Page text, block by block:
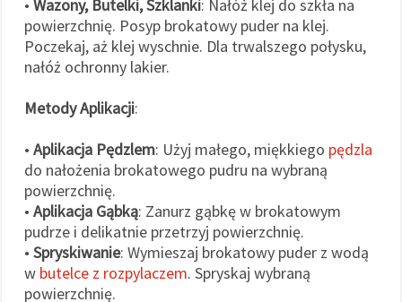
• Wazony, Butelki, Szklanki: Nałóż klej do szkła na
powierzchnię. Posyp brokatowy puder na klej.
Poczekaj, aż klej wyschnie. Dla trwalszego połysku,
nałóż ochronny lakier.
Metody Aplikacji:
• Aplikacja Pędzlem: Użyj małego, miękkiego pędzla
do nałożenia brokatowego pudru na wybraną
powierzchnię.
• Aplikacja Gąbką: Zanurz gąbkę w brokatowym
pudrze i delikatnie przetrzyj powierzchnię.
• Spryskiwanie: Wymieszaj brokatowy puder z wodą
w butelce z rozpylaczem. Spryskaj wybraną
powierzchnię.